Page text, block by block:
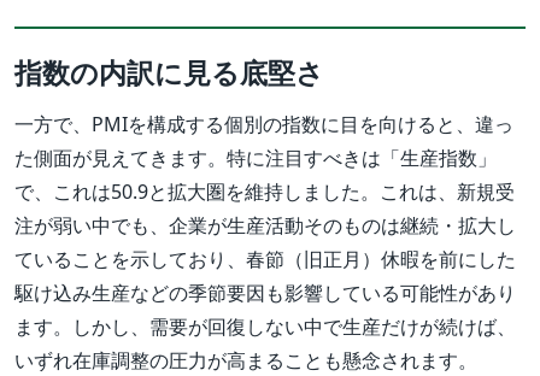
指数の内訳に見る底堅さ
一方で、PMIを構成する個別の指数に目を向けると、違っ
た側面が見えてきます。特に注目すべきは「生産指数」
で、これは50.9と拡大圏を維持しました。これは、新規受
注が弱い中でも、企業が生産活動そのものは継続・拡大し
ていることを示しており、春節（旧正月）休暇を前にした
駆け込み生産などの季節要因も影響している可能性があり
ます。しかし、需要が回復しない中で生産だけが続けば、
いずれ在庫調整の圧力が高まることも懸念されます。